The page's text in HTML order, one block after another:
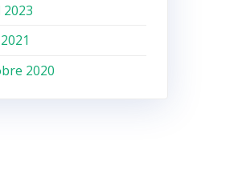
2020